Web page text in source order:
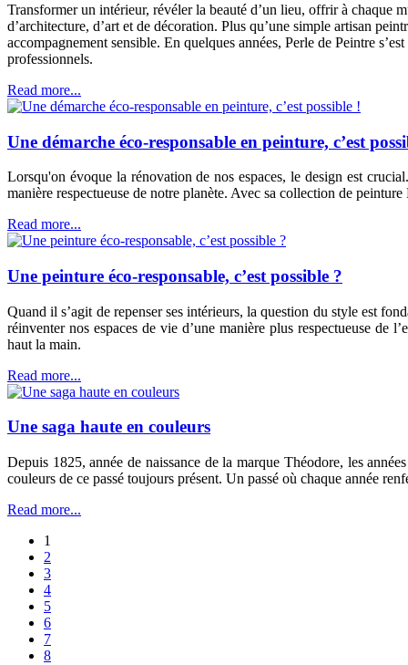
Transformer un intérieur, révéler la beauté d’un lieu, offrir à chaque
d’architecture, d’art et de décoration. Plus qu’une simple artisan
accompagnement sensible. En quelques années, Perle de Peintre
professionnels.
Read more...
Une démarche éco-responsable en peinture, c’est
Lorsqu'on évoque la rénovation de nos espaces, le design est
manière respectueuse de notre planète. Avec sa collection de
Read more...
Une peinture éco-responsable, c’est possible ?
Quand il s’agit de repenser ses intérieurs, la question du style est
réinventer nos espaces de vie d’une manière plus respectueuse
haut la main.
Read more...
Une saga haute en couleurs
Depuis 1825, année de naissance de la marque Théodore, les
couleurs de ce passé toujours présent. Un passé où chaque année
Read more...
1
2
3
4
5
6
7
8